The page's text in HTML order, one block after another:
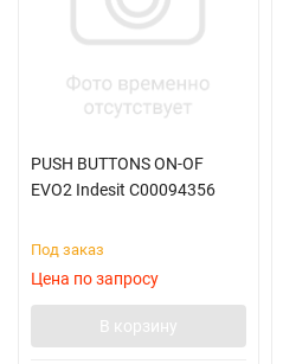
PUSH BUTTONS ON-OF
EVO2 Indesit C00094356
Под заказ
Цена по запросу
В корзину